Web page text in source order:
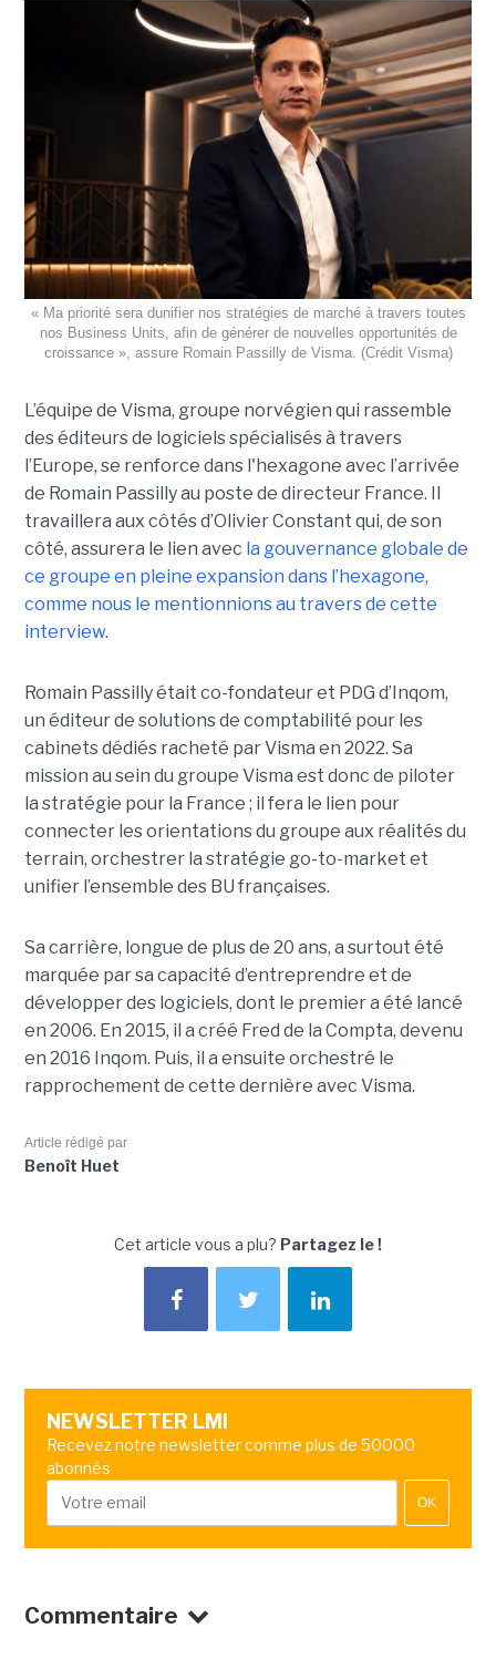
« Ma priorité sera dunifier nos stratégies de marché à travers toutes
nos Business Units, afin de générer de nouvelles opportunités de
croissance », assure Romain Passilly de Visma. (Crédit Visma)
L’équipe de Visma, groupe norvégien qui rassemble
des éditeurs de logiciels spécialisés à travers
l’Europe, se renforce dans l'hexagone avec l’arrivée
de Romain Passilly au poste de directeur France. Il
travaillera aux côtés d’Olivier Constant qui, de son
côté, assurera le lien avec la gouvernance globale de
ce groupe en pleine expansion dans l’hexagone,
comme nous le mentionnions au travers de cette
interview.
Romain Passilly était co-fondateur et PDG d’Inqom,
un éditeur de solutions de comptabilité pour les
cabinets dédiés racheté par Visma en 2022. Sa
mission au sein du groupe Visma est donc de piloter
la stratégie pour la France ; il fera le lien pour
connecter les orientations du groupe aux réalités du
terrain, orchestrer la stratégie go-to-market et
unifier l’ensemble des BU françaises.
Sa carrière, longue de plus de 20 ans, a surtout été
marquée par sa capacité d’entreprendre et de
développer des logiciels, dont le premier a été lancé
en 2006. En 2015, il a créé Fred de la Compta, devenu
en 2016 Inqom. Puis, il a ensuite orchestré le
rapprochement de cette dernière avec Visma.
Article rédigé par
Benoît Huet
Cet article vous a plu? Partagez le !
NEWSLETTER LMI
Recevez notre newsletter comme plus de 50000
abonnés
OK
Commentaire